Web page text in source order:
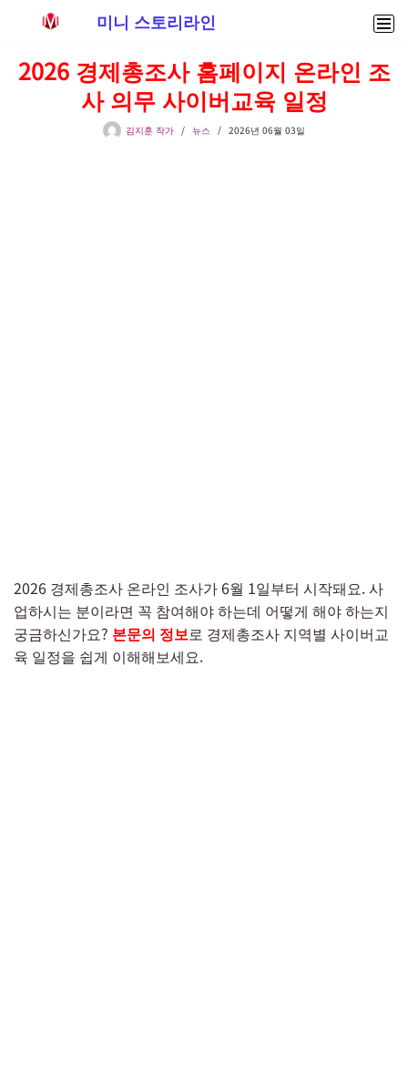
텐
미니 스토리라인
2026 경제총조사 홈페이지 온라인 조
사 의무 사이버교육 일정
김지훈 작가 뉴스 2026년 06월 03일
2026 경제총조사 온라인 조사가 6월 1일부터 시작돼요. 사
업하시는 분이라면 꼭 참여해야 하는데 어떻게 해야 하는지
궁금하신가요? 본문의 정보로 경제총조사 지역별 사이버교
육 일정을 쉽게 이해해보세요.